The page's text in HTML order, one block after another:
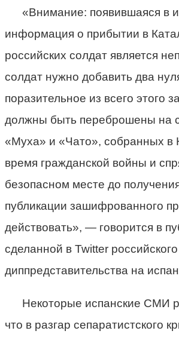
«Внимание: появившаяся в
информация о прибытии в
российских солдат является
солдат нужно добавить два
поразительное из всего этого
должны быть переброшены на
«Муха» и «Чато», собранных в
время гражданской войны и
безопасном месте до
публикации зашифрованного
действовать», — говорится в
сделанной в Twitter российского
диппредставительства на
Некоторые испанские СМИ
что в разгар сепаратистского